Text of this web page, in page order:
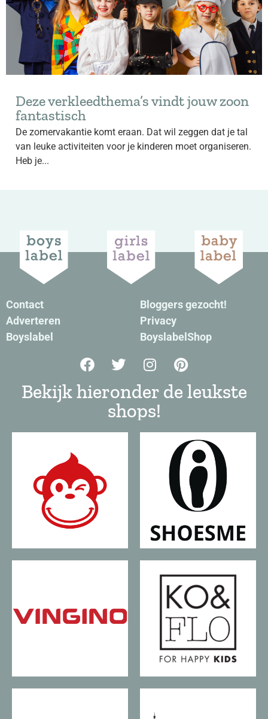
Deze verkleedthema’s vindt jouw zoon
fantastisch
De zomervakantie komt eraan. Dat wil zeggen dat je tal
van leuke activiteiten voor je kinderen moet organiseren.
Heb je...
Contact
Adverteren
Boyslabel
Bloggers gezocht!
Privacy
BoyslabelShop
Bekijk hieronder de leukste
shops!